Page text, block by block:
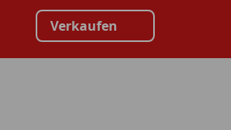
Verkaufen